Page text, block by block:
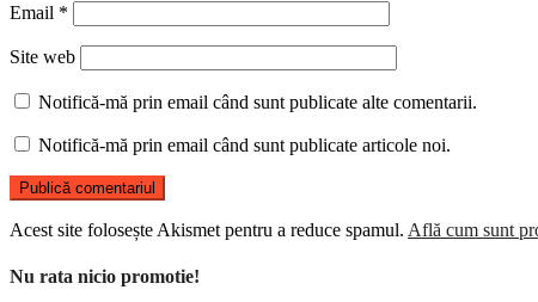
Email *
Site web
Notifică-mă prin email când sunt publicate alte comentarii.
Notifică-mă prin email când sunt publicate articole noi.
Acest site folosește Akismet pentru a reduce spamul. Află cum sunt
Nu rata nicio promotie!